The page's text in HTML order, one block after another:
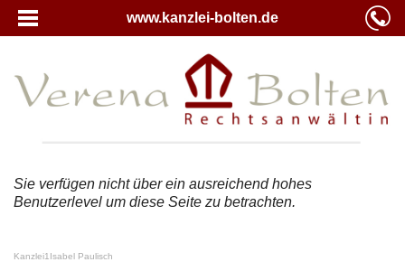
www.kanzlei-bolten.de
Sie verfügen nicht über ein ausreichend hohes
Benutzerlevel um diese Seite zu betrachten.
Kanzlei1 Isabel Paulisch